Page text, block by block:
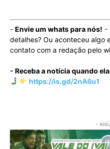
- Envie um whats para nós! -
detalhes? Ou aconteceu algo
contato com a redação pelo
- Receba a notícia quando
https://is.gd/2nA6u1
-